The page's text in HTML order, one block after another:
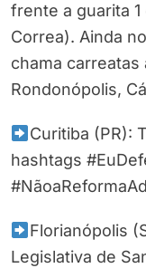
frente a guarita 1
Correa). Ainda
chama carreatas
Rondonópolis,
Curitiba (PR):
hashtags
Florianópolis
Legislativa de